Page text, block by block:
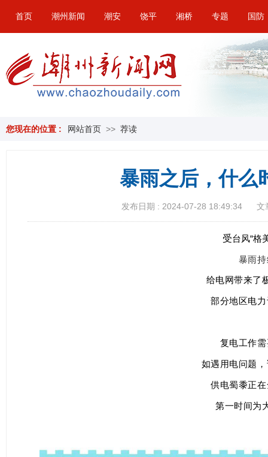
首页 潮州新闻 潮安 饶平 湘桥 专题 国防
您现在的位置 : 网站首页 >> 荐读
暴雨之后，什么
发布日期 : 2024-07-28 18:49:34 文
受台风“格
暴雨
给电网带来了
部分地区电
复电工作
如遇用电问题
供电蜀黍正
第一时间为